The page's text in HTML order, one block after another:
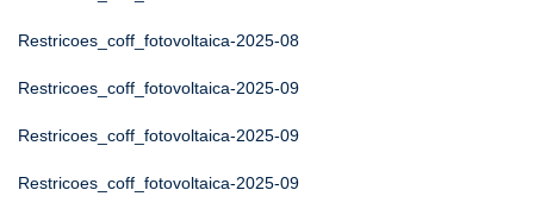
Restricoes_coff_fotovoltaica-2025-08
Restricoes_coff_fotovoltaica-2025-09
Restricoes_coff_fotovoltaica-2025-09
Restricoes_coff_fotovoltaica-2025-09